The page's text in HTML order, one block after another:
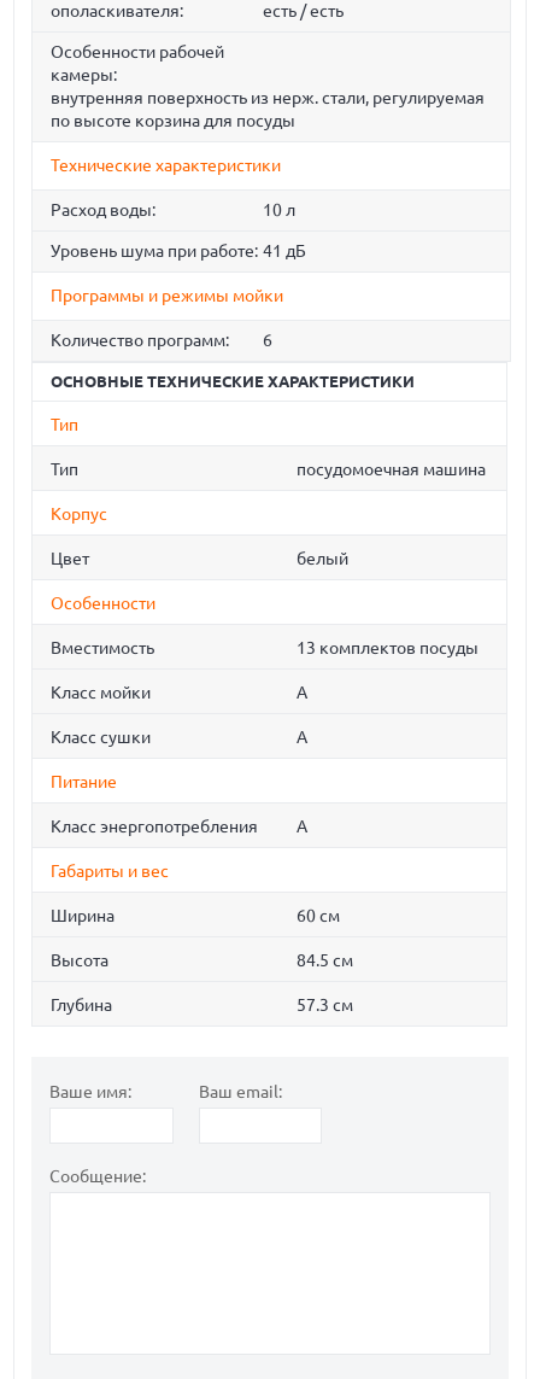
ополаскивателя:
есть / есть
Особенности рабочей
камеры:
внутренняя поверхность из нерж. стали, регулируемая
по высоте корзина для посуды
Технические характеристики
Расход воды: 10 л
Уровень шума при работе: 41 дБ
Программы и режимы мойки
Количество программ: 6
ОСНОВНЫЕ ТЕХНИЧЕСКИЕ ХАРАКТЕРИСТИКИ
Тип
Тип посудомоечная машина
Корпус
Цвет белый
Особенности
Вместимость 13 комплектов посуды
Класс мойки A
Класс сушки A
Питание
Класс энергопотребления A
Габариты и вес
Ширина 60 см
Высота 84.5 см
Глубина 57.3 см
Ваше имя: Ваш email:
Сообщение: